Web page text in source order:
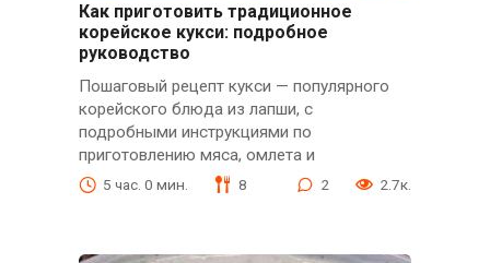
Как приготовить традиционное
корейское кукси: подробное
руководство
Пошаговый рецепт кукси — популярного
корейского блюда из лапши, с
подробными инструкциями по
приготовлению мяса, омлета и
5 час. 0 мин. 8 2 2.7к.